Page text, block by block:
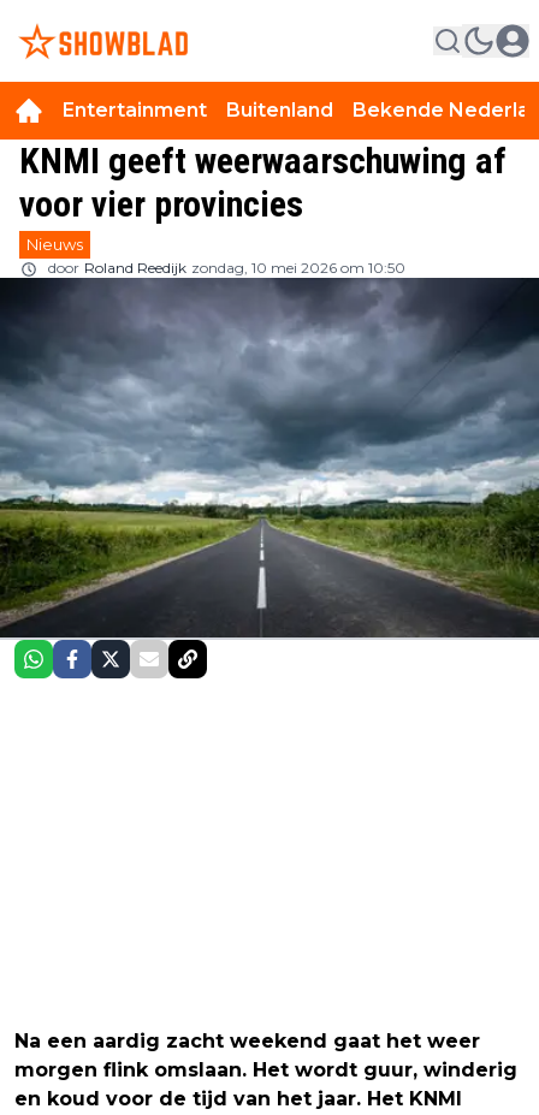
Entertainment Buitenland Bekende
KNMI geeft weerwaarschuwing af
voor vier provincies
Nieuws
door Roland Reedijk zondag, 10 mei 2026 om 10:50
Na een aardig zacht weekend gaat het weer
morgen flink omslaan. Het wordt guur, winderig
en koud voor de tijd van het jaar. Het KNMI